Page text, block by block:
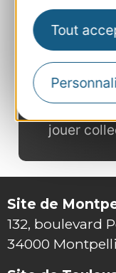
Tout
du
3OT se
traitement
jouer
Site de
132, boulevard
34000